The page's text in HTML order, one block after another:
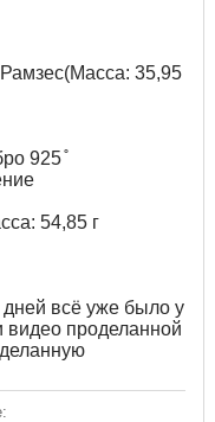
35,95
925
54,85 г
всё уже было у
проделанной